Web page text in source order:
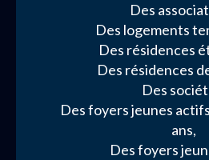
Des
Des logements
Des résidences
Des résidences
Des
Des foyers jeunes
ans,
Des foyers